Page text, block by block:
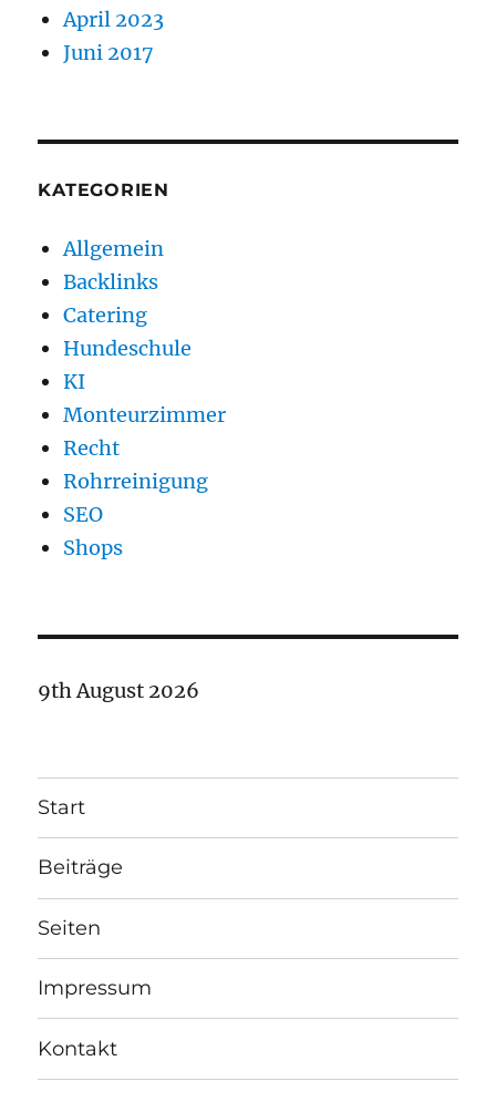
April 2023
Juni 2017
KATEGORIEN
Allgemein
Backlinks
Catering
Hundeschule
KI
Monteurzimmer
Recht
Rohrreinigung
SEO
Shops
9th August 2026
Start
Beiträge
Seiten
Impressum
Kontakt